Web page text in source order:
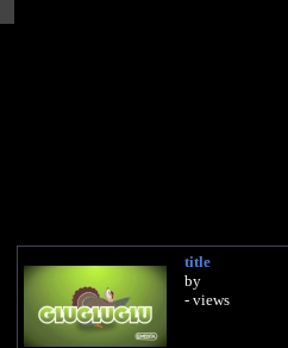
title
by
- views